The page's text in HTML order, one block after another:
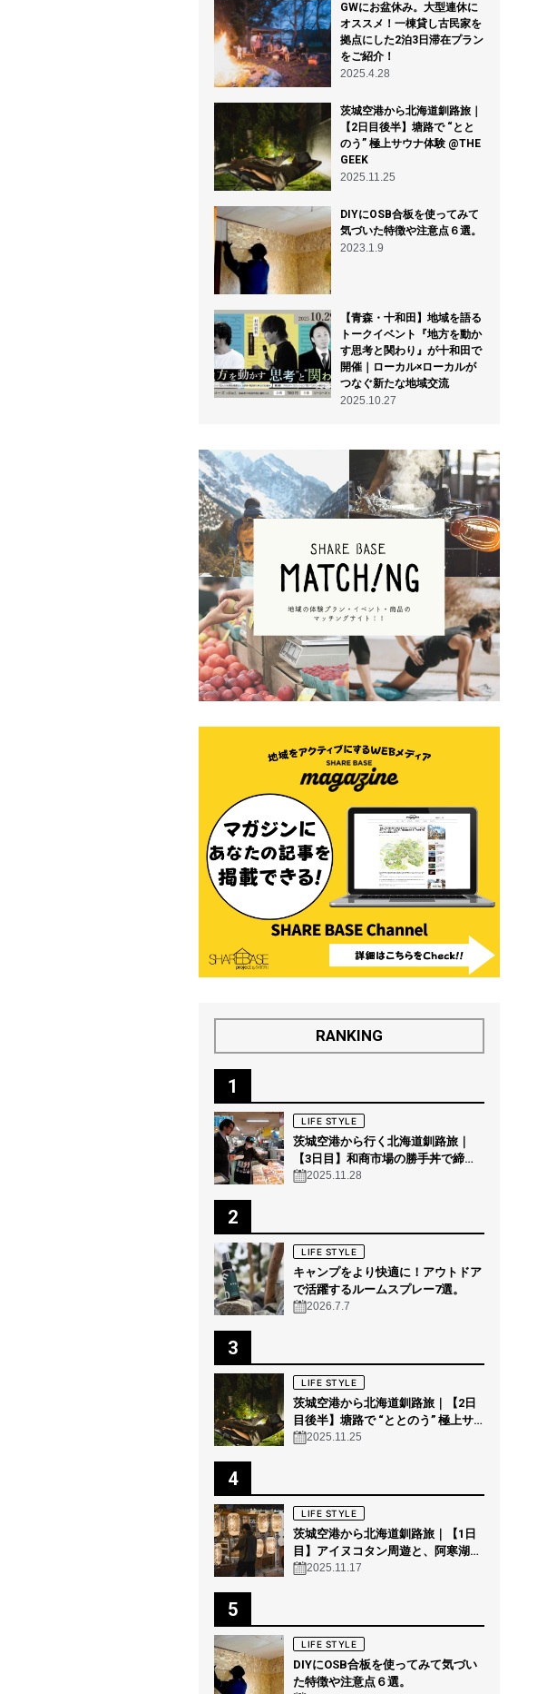
GWにお盆休み。大型連休に
オススメ！一棟貸し古民家を
拠点にした2泊3日滞在プラン
をご紹介！
2025.4.28
茨城空港から北海道釧路旅｜
【2日目後半】塘路で “とと
のう” 極上サウナ体験 @THE
GEEK
2025.11.25
DIYにOSB合板を使ってみて
気づいた特徴や注意点６選。
2023.1.9
【青森・十和田】地域を語る
トークイベント『地方を動か
す思考と関わり』が十和田で
開催｜ローカル×ローカルが
つなぐ新たな地域交流
2025.10.27
RANKING
1
LIFE STYLE
茨城空港から行く北海道釧路旅｜
【3日目】和商市場の勝手丼で締め
る“釧路の朝グルメ”
2025.11.28
2
LIFE STYLE
キャンプをより快適に！アウトドア
で活躍するルームスプレー7選。
2026.7.7
3
LIFE STYLE
茨城空港から北海道釧路旅｜【2日
目後半】塘路で “ととのう” 極上サ
ウナ体験 @THE GEEK
2025.11.25
4
LIFE STYLE
茨城空港から北海道釧路旅｜【1日
目】アイヌコタン周遊と、阿寒湖の
森の幻想的ナイトウォーク「カムイ
2025.11.17
5
LIFE STYLE
DIYにOSB合板を使ってみて気づい
た特徴や注意点６選。